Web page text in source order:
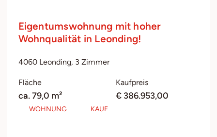
Eigentumswohnung mit hoher
Wohnqualität in Leonding!
4060 Leonding, 3 Zimmer
Fläche
ca. 79,0 m²
Kaufpreis
€ 386.953,00
WOHNUNG KAUF